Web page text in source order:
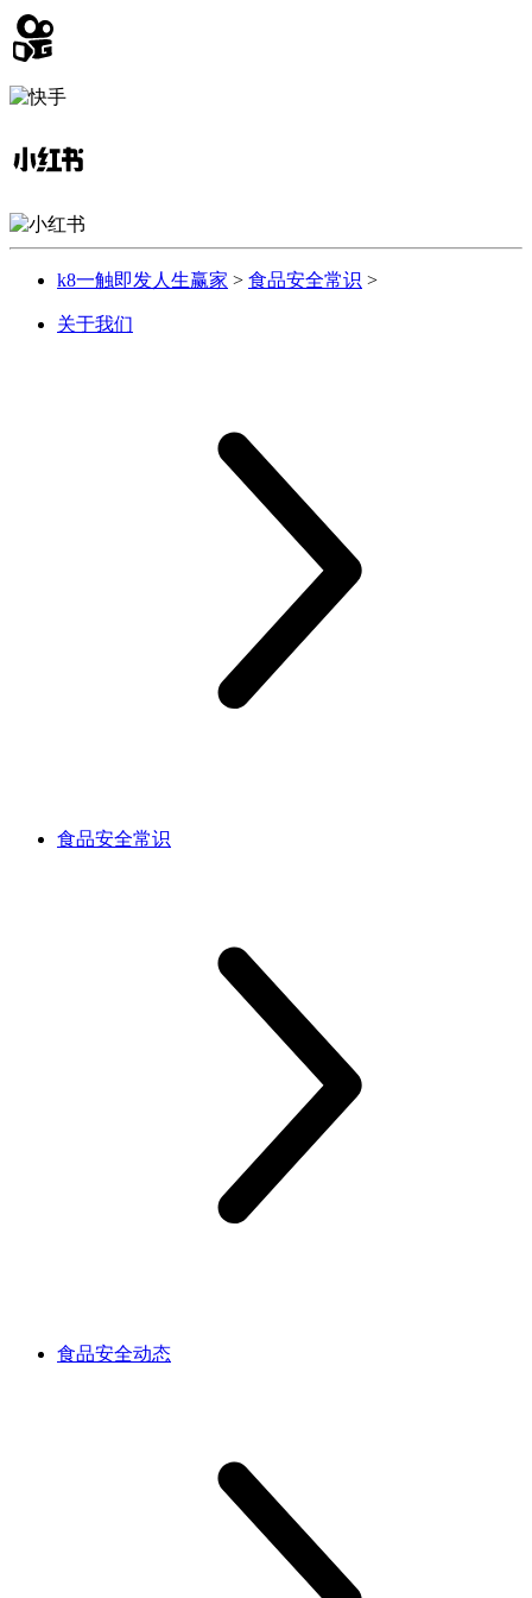
k8一触即发人生赢家 > 食品安全常识 >
关于我们
食品安全常识
食品安全动态